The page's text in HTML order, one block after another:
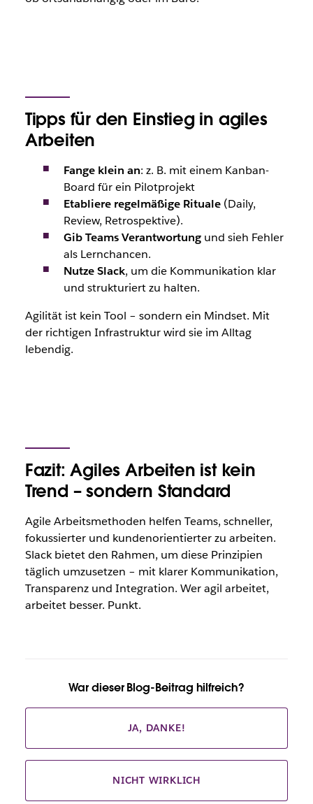
Tipps für den Einstieg in agiles
Arbeiten
Fange klein an: z. B. mit einem Kanban-
Board für ein Pilotprojekt
Etabliere regelmäßige Rituale (Daily,
Review, Retrospektive).
Gib Teams Verantwortung und sieh Fehler
als Lernchancen.
Nutze Slack, um die Kommunikation klar
und strukturiert zu halten.
Agilität ist kein Tool – sondern ein Mindset. Mit
der richtigen Infrastruktur wird sie im Alltag
lebendig.
Fazit: Agiles Arbeiten ist kein
Trend – sondern Standard
Agile Arbeitsmethoden helfen Teams, schneller,
fokussierter und kundenorientierter zu arbeiten.
Slack bietet den Rahmen, um diese Prinzipien
täglich umzusetzen – mit klarer Kommunikation,
Transparenz und Integration. Wer agil arbeitet,
arbeitet besser. Punkt.
War dieser Blog-Beitrag hilfreich?
JA, DANKE!
NICHT WIRKLICH